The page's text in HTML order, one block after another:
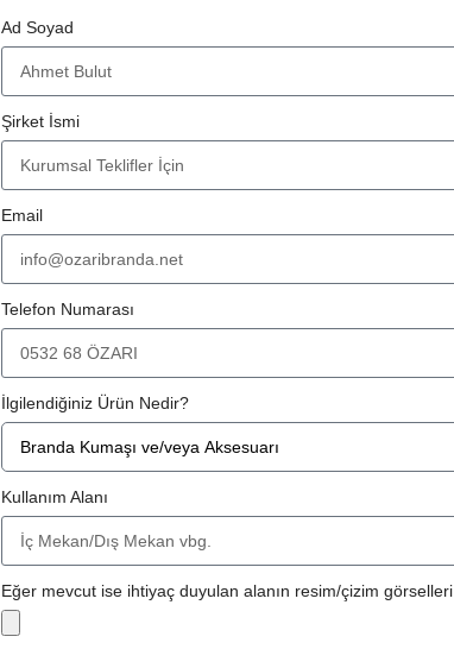
Ad Soyad
Şirket İsmi
Email
Telefon Numarası
İlgilendiğiniz Ürün Nedir?
Kullanım Alanı
Eğer mevcut ise ihtiyaç duyulan alanın resim/çizim görselleri